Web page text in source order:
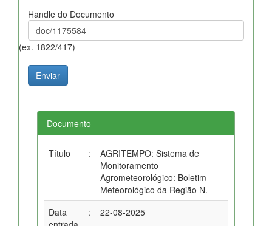
Handle do Documento
(ex. 1822/417)
Documento
Título :
AGRITEMPO: Sistema de
Monitoramento
Agrometeorológico: Boletim
Meteorológico da Região N.
Data
: 22-08-2025